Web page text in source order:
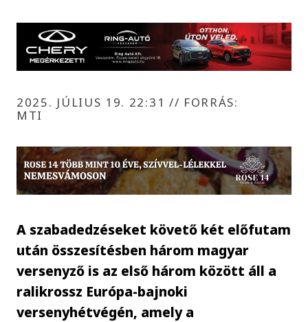
2025. JÚLIUS 19. 22:31 // FORRÁS:
MTI
A szabadedzéseket követő két előfutam
után összesítésben három magyar
versenyző is az első három között áll a
ralikrossz Európa-bajnoki
versenyhétvégén, amely a